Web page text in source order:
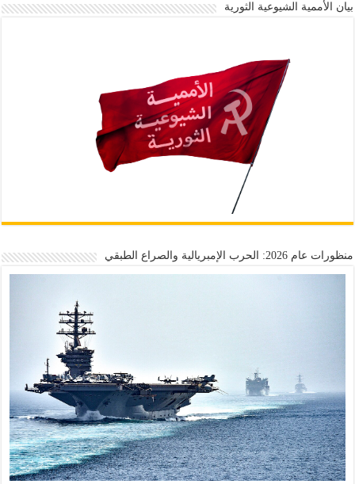
بيان الأممية الشيوعية الثورية
منظورات عام 2026: الحرب الإمبريالية والصراع الطبقي